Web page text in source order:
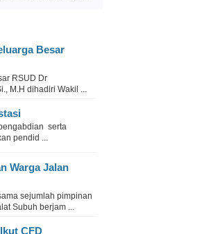
Besar
RSUD Dr
M.H dihadiri Wakil ...
serta
pendid ...
Warga Jalan
sejumlah pimpinan
Subuh berjam ...
CFD